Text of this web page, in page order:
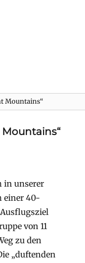
Mountains“
in unserer
einer 40-
von 11
zu den
„duftenden